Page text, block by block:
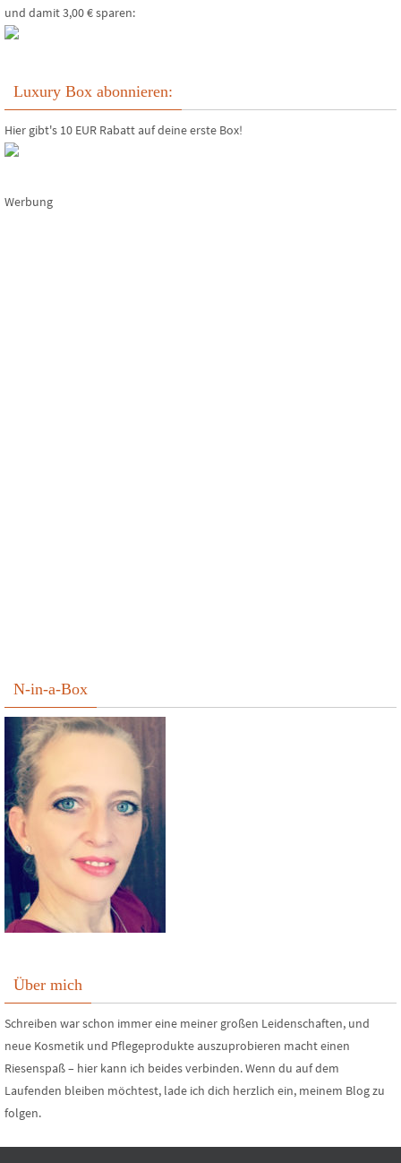
und damit 3,00 € sparen:
Luxury Box abonnieren:
Hier gibt's 10 EUR Rabatt auf deine erste Box!
Werbung
N-in-a-Box
Über mich
Schreiben war schon immer eine meiner großen Leidenschaften, und
neue Kosmetik und Pflegeprodukte auszuprobieren macht einen
Riesenspaß – hier kann ich beides verbinden. Wenn du auf dem
Laufenden bleiben möchtest, lade ich dich herzlich ein, meinem Blog zu
folgen.